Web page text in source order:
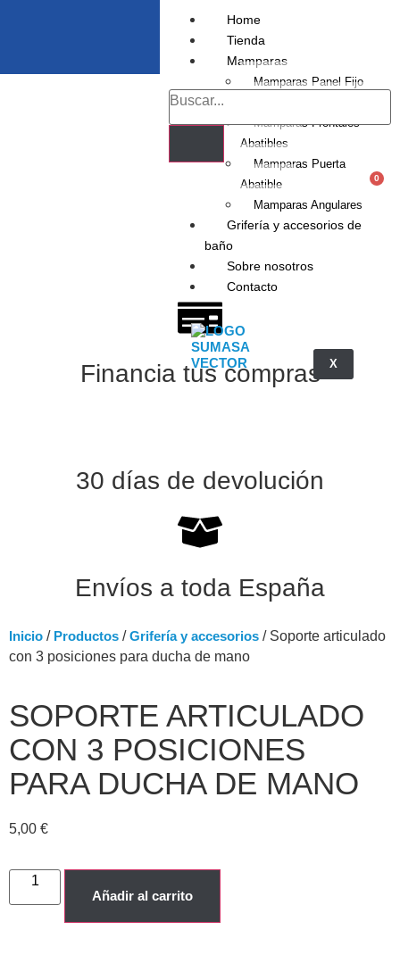
Home
Tienda
Mamparas
Mamparas Panel Fijo
Mamparas Frontales
Abatibles
Mamparas Puerta
Abatible
Mamparas Angulares
Grifería y accesorios de
baño
Sobre nosotros
Contacto
X
0
Financia tus compras
30 días de devolución
Envíos a toda España
Inicio / Productos /Grifería y accesorios / Soporte articulado
con 3 posiciones para ducha de mano
SOPORTE ARTICULADO
CON 3 POSICIONES
PARA DUCHA DE MANO
5,00 €
Añadir al carrito